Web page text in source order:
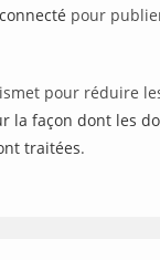
connecté pour
pour réduire
la façon dont les
traitées.